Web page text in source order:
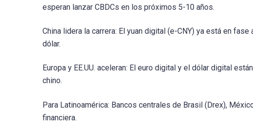
esperan lanzar CBDCs en los próximos 5-10 años.
China lidera la carrera: El yuan digital (e-CNY) ya está en
dólar.
Europa y EE.UU. aceleran: El euro digital y el dólar digital
chino.
Para Latinoamérica: Bancos centrales de Brasil (Drex),
financiera.